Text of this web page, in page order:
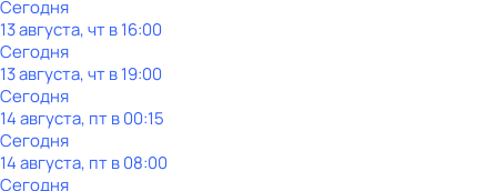
Сегодня
13 августа, чт в 16:00
Сегодня
13 августа, чт в 19:00
Сегодня
14 августа, пт в 00:15
Сегодня
14 августа, пт в 08:00
Сегодня